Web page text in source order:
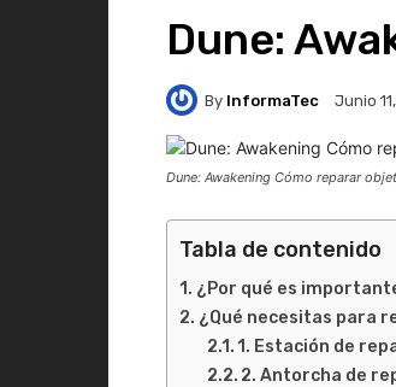
Dune:
By InformaTec Junio
Dune: Awakening Cómo reparar
Tabla de contenido
¿Por qué es
¿Qué necesitas para
1. Estación de
2. Antorcha de